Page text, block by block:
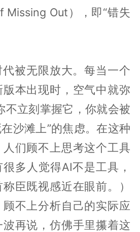
Missing Out），即“错失
被无限放大。每当一个
本出现时，空气中就弥
不立刻掌握它，你就会被
沙滩上”的焦虑。在这种
们顾不上思考这个工具
很多人觉得AI不是工具，
臣既视感近在眼前。）
不上分析自己的实际应
再说，仿佛手里攥着这